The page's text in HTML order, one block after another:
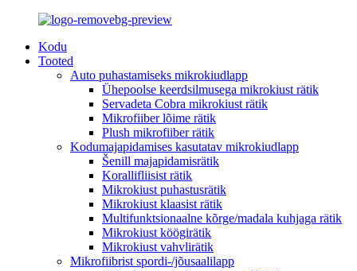
Kodu
Tooted
Auto puhastamiseks mikrokiudlapp
Ühepoolse keerdsilmusega mikrokiust rätik
Servadeta Cobra mikrokiust rätik
Mikrofiiber lõime rätik
Plush mikrofiiber rätik
Kodumajapidamises kasutatav mikrokiudlapp
Šenill majapidamisrätik
Korallifliisist rätik
Mikrokiust puhastusrätik
Mikrokiust klaasist rätik
Multifunktsionaalne kõrge/madala kuhjaga rätik
Mikrokiust köögirätik
Mikrokiust vahvlirätik
Mikrofiibrist spordi-/jõusaalilapp